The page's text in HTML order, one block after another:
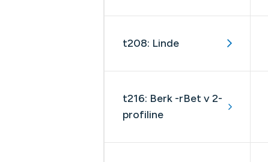
t208: Linde
t216: Berk -rBet v 2-
profiline